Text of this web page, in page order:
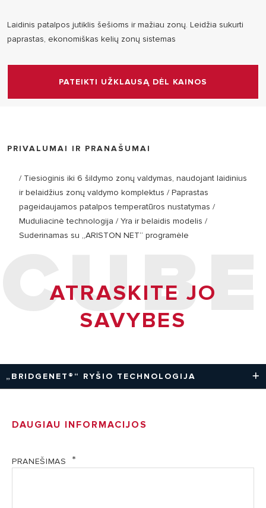
Laidinis patalpos jutiklis šešioms ir mažiau zonų. Leidžia sukurti
paprastas, ekonomiškas kelių zonų sistemas
PATEIKTI UŽKLAUSĄ DĖL KAINOS
PRIVALUMAI IR PRANAŠUMAI
/ Tiesioginis iki 6 šildymo zonų valdymas, naudojant laidinius
ir belaidžius zonų valdymo komplektus / Paprastas
pageidaujamos patalpos temperatūros nustatymas /
Muduliacinė technologija / Yra ir belaidis modelis /
Suderinamas su „ARISTON NET“ programėle
CUBE
ATRASKITE JO
SAVYBES
„BRIDGENET®“ RYŠIO TECHNOLOGIJA
kad būtų valdomi įvairūs energijos šaltiniai ir optimizuoti jų
DAUGIAU INFORMACIJOS
PRANEŠIMAS